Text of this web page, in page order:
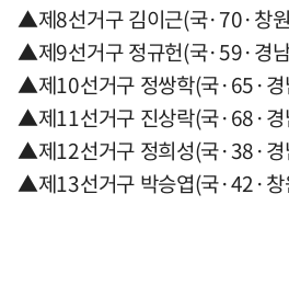
▲제8선거구 김이근(국·70·창
▲제9선거구 정규헌(국·59·경
▲제10선거구 정쌍학(국·65·경
▲제11선거구 진상락(국·68·경
▲제12선거구 정희성(국·38·경
▲제13선거구 박승엽(국·42·창